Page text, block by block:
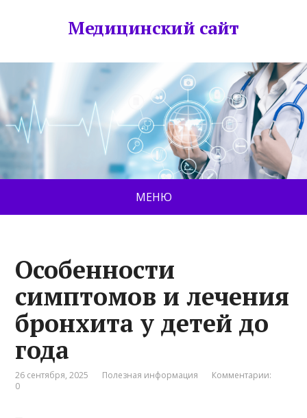
Медицинский сайт
МЕНЮ
Особенности
симптомов и лечения
бронхита у детей до
года
26 сентября, 2025 Полезная информация
Комментарии:
0